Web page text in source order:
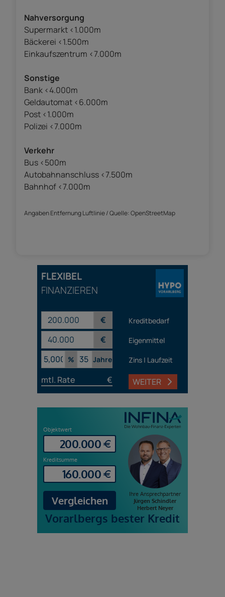
Nahversorgung
Supermarkt <1.000m
Bäckerei <1.500m
Einkaufszentrum <7.000m
Sonstige
Bank <4.000m
Geldautomat <6.000m
Post <1.000m
Polizei <7.000m
Verkehr
Bus <500m
Autobahnanschluss <7.500m
Bahnhof <7.000m
Angaben Entfernung Luftlinie / Quelle: OpenStreetMap
FLEXIBEL
FINANZIEREN
€ Kreditbedarf
€
Eigenmittel
%
Jahre Zins | Laufzeit
mtl. Rate € WEITER